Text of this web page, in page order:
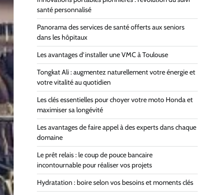
santé personnalisé
Panorama des services de santé offerts aux seniors
dans les hôpitaux
Les avantages d’installer une VMC à Toulouse
Tongkat Ali : augmentez naturellement votre énergie et
votre vitalité au quotidien
Les clés essentielles pour choyer votre moto Honda et
maximiser sa longévité
Les avantages de faire appel à des experts dans chaque
domaine
Le prêt relais : le coup de pouce bancaire
incontournable pour réaliser vos projets
Hydratation : boire selon vos besoins et moments clés